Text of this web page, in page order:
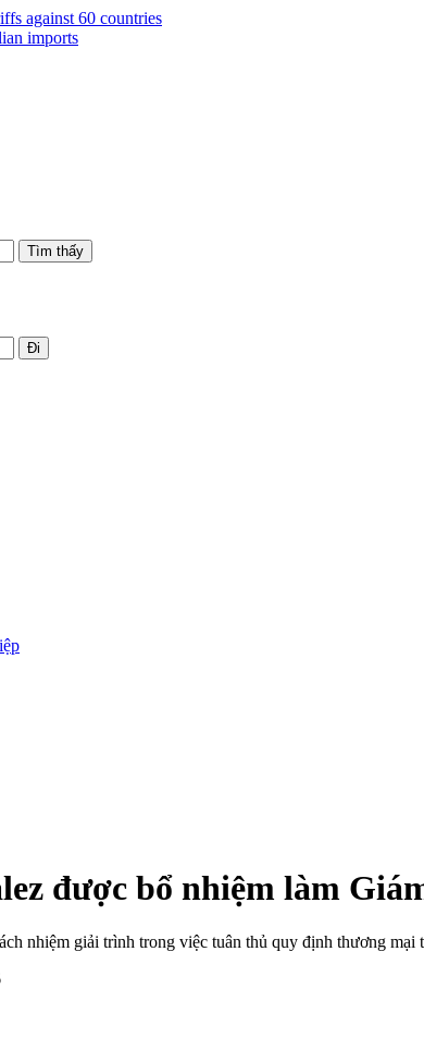
against 60 countries
imports
được bổ nhiệm làm
nhiệm giải trình trong việc tuân thủ quy định thương mại